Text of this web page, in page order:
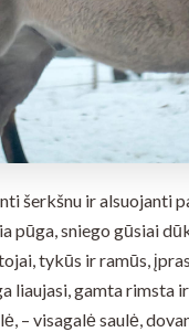
šerkšnu ir alsuojanti
pūga, sniego gūsiai
tykūs ir ramūs,
liaujasi, gamta rimsta
– visagalė saulė,